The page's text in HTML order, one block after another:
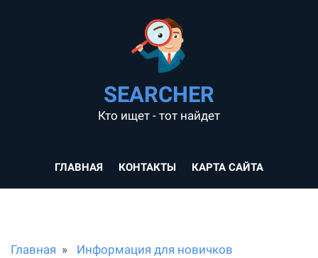
SEARCHER
Кто ищет - тот найдет
ГЛАВНАЯ КОНТАКТЫ КАРТА САЙТА
Главная Информация для новичков